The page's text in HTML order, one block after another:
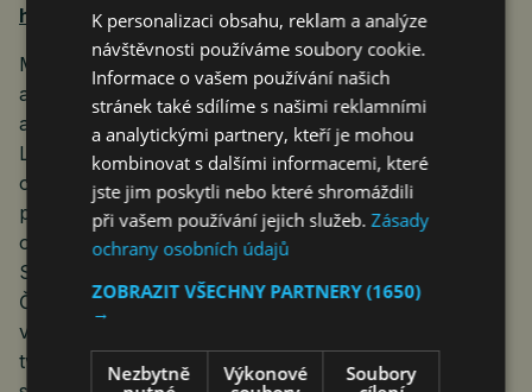
hračky
Mgr. Jitka Oboňová, vedoucí oboru Tvorba hraček
a herních předmětů – Střední škola průmyslová
a umělecká, příspěvková organizace Opava, ak. mal.
Lubomír Anlauf, zástupce ředitele pro umělecké
obory – Střední škola průmyslová a umělecká,
příspěvková organizace Opava, Pavel Krejčí, vedoucí
oboru Scénická, interiérová a výstavní tvorba –
Střední uměleckoprůmyslová škola sv. Anežky České
Český Krumlov, MgA. Tereza Bečvářová, zástupce
vedoucího oboru Scénická, interiérová a výstavní
tvorba – Střední uměleckoprůmyslová škola
K personalizaci obsahu, reklam a analýze
návštěvnosti používáme soubory cookie.
Informace o vašem používání našich
stránek také sdílíme s našimi reklamními
a analytickými partnery, kteří je mohou
kombinovat s dalšími informacemi, které
jste jim poskytli nebo které shromáždili
při vašem používání jejich služeb.Zásady
ochrany osobních údajů
ZOBRAZIT VŠECHNY PARTNERY(1650)
→
Nezbytně
Výkonové
Soubory